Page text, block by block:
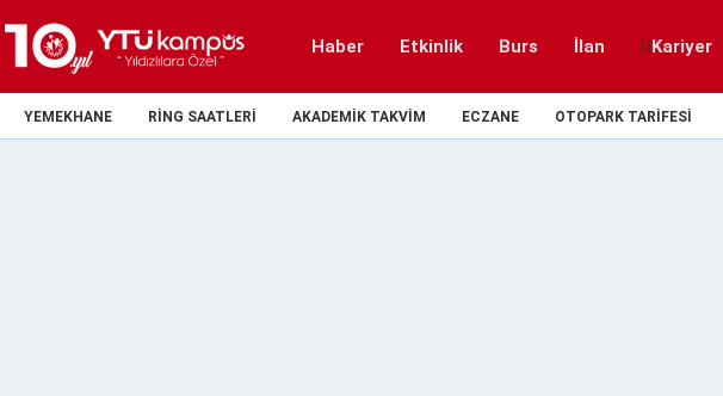
Haber Etkinlik Burs İlan Kariyer
YEMEKHANE RING SAATLERI AKADEMIK TAKVIM ECZANE OTOPARK TARIFESI